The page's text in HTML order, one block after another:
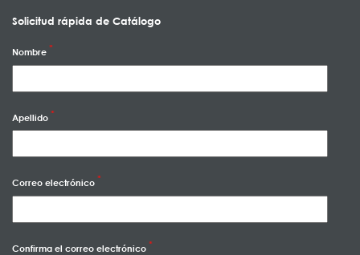
Solicitud rápida de Catálogo
Nombre
Apellido
Correo electrónico
Confirma el correo electrónico